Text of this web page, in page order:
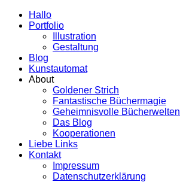
Hallo
Portfolio
Illustration
Gestaltung
Blog
Kunstautomat
About
Goldener Strich
Fantastische Büchermagie
Geheimnisvolle Bücherwelten
Das Blog
Kooperationen
Liebe Links
Kontakt
Impressum
Datenschutzerklärung